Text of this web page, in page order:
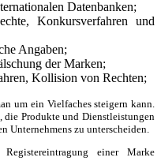
Datenbanken;
Konkursverfahren und
Angaben;
der Marken;
Kollision von Rechten;
um ein Vielfaches steigern kann.
Produkte und Dienstleistungen
Unternehmens zu unterscheiden.
einer Marke